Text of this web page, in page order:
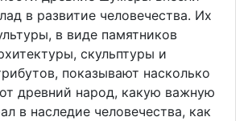
в развитие человечества. Их
в виде памятников
скульптуры и
показывают насколько
древний народ, какую важную
в наследие человечества, как